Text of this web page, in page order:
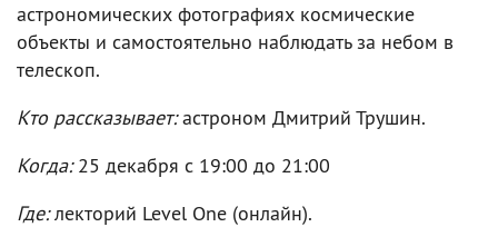
астрономических фотографиях космические
объекты и самостоятельно наблюдать за небом в
телескоп.
Кто рассказывает:астроном Дмитрий Трушин.
Когда:25 декабря c 19:00 до 21:00
Где:лекторий Level One (онлайн).